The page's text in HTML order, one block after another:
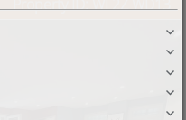
Property ID: WI 2Z WD13